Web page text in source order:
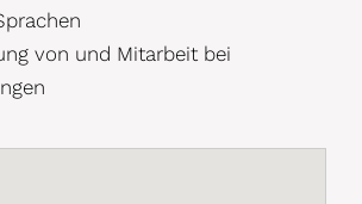
von und Mitarbeit bei